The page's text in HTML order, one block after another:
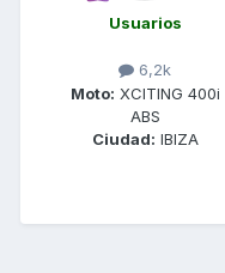
Usuarios
6,2k
Moto: XCITING 400i
ABS
Ciudad: IBIZA